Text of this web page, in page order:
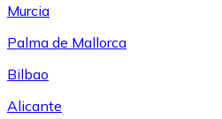
Murcia
Palma de Mallorca
Bilbao
Alicante